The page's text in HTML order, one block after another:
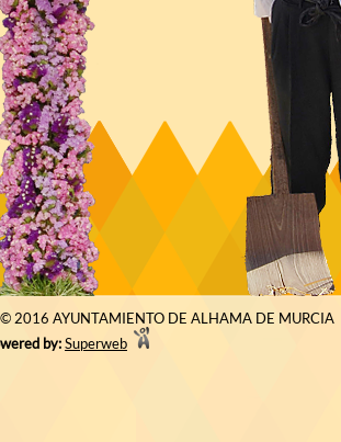
© 2016 AYUNTAMIENTO DE ALHAMA DE MURCIA
by:Superweb